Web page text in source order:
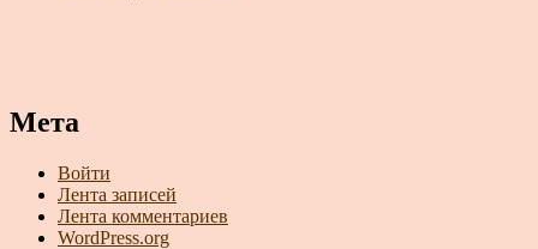
Мета
Войти
Лента записей
Лента комментариев
WordPress.org